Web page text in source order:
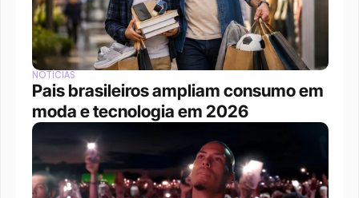
NOTÍCIAS
Pais brasileiros ampliam consumo em
moda e tecnologia em 2026